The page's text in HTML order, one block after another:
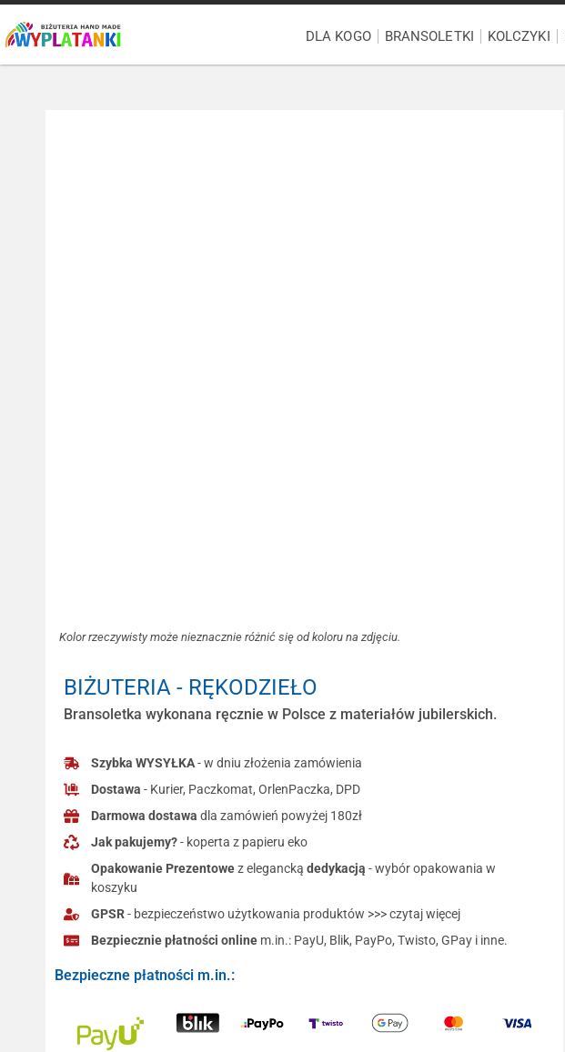
DLA KOGO BRANSOLETKI KOLCZYKI
Kolor rzeczywisty może nieznacznie różnić się od koloru na zdjęciu.
BIŻUTERIA - RĘKODZIEŁO
Bransoletka wykonana ręcznie w Polsce z materiałów jubilerskich.
Szybka WYSYŁKA- w dniu złożenia zamówienia
Dostawa - Kurier, Paczkomat, OrlenPaczka, DPD
Darmowa dostawa dla zamówień powyżej 180zł
Jak pakujemy?- koperta z papieru eko
Opakowanie Prezentowez eleganckądedykacją - wybór opakowania w
koszyku
GPSR- bezpieczeństwo użytkowania produktów >>> czytaj więcej
Bezpiecznie płatności online m.in.: PayU, Blik, PayPo, Twisto, GPay i inne.
Bezpieczne płatności m.in.: